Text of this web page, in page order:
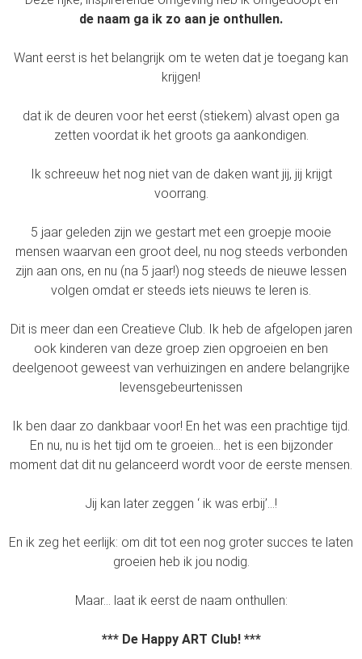
de naam ga ik zo aan je onthullen.
Want eerst is het belangrijk om te weten dat je toegang kan
krijgen!
dat ik de deuren voor het eerst (stiekem) alvast open ga
zetten voordat ik het groots ga aankondigen.
Ik schreeuw het nog niet van de daken want jij, jij krijgt
voorrang.
5 jaar geleden zijn we gestart met een groepje mooie
mensen waarvan een groot deel, nu nog steeds verbonden
zijn aan ons, en nu (na 5 jaar!) nog steeds de nieuwe lessen
volgen omdat er steeds iets nieuws te leren is.
Dit is meer dan een Creatieve Club. Ik heb de afgelopen jaren
ook kinderen van deze groep zien opgroeien en ben
deelgenoot geweest van verhuizingen en andere belangrijke
levensgebeurtenissen
Ik ben daar zo dankbaar voor! En het was een prachtige tijd.
En nu, nu is het tijd om te groeien… het is een bijzonder
moment dat dit nu gelanceerd wordt voor de eerste mensen.
Jij kan later zeggen ‘ ik was erbij’…!
En ik zeg het eerlijk: om dit tot een nog groter succes te laten
groeien heb ik jou nodig.
Maar… laat ik eerst de naam onthullen:
*** De Happy ART Club! ***